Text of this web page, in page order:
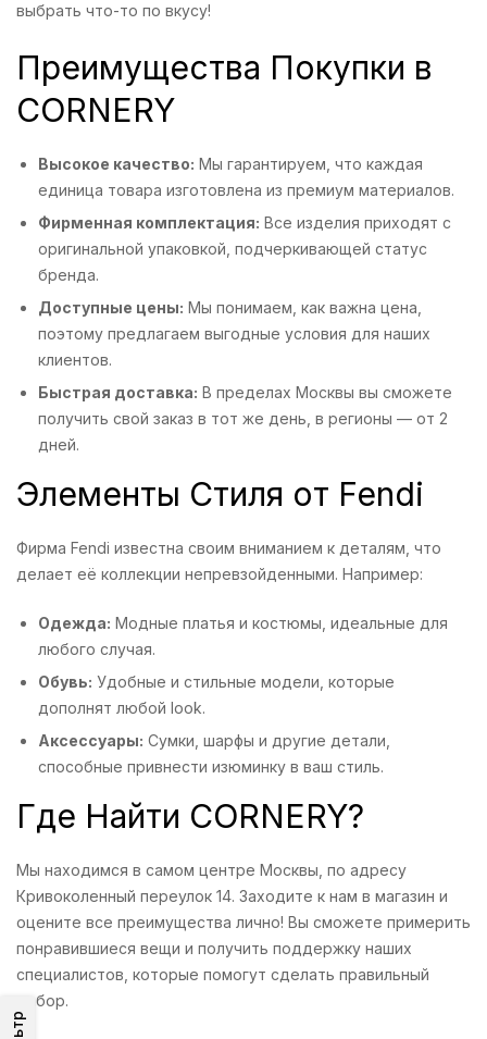
выбрать что-то по вкусу!
Преимущества Покупки в
CORNERY
Высокое качество: Мы гарантируем, что каждая
единица товара изготовлена из премиум материалов.
Фирменная комплектация: Все изделия приходят с
оригинальной упаковкой, подчеркивающей статус
бренда.
Доступные цены: Мы понимаем, как важна цена,
поэтому предлагаем выгодные условия для наших
клиентов.
Быстрая доставка: В пределах Москвы вы сможете
получить свой заказ в тот же день, в регионы — от 2
дней.
Элементы Стиля от Fendi
Фирма Fendi известна своим вниманием к деталям, что
делает её коллекции непревзойденными. Например:
Одежда: Модные платья и костюмы, идеальные для
любого случая.
Обувь: Удобные и стильные модели, которые
дополнят любой look.
Аксессуары: Сумки, шарфы и другие детали,
способные привнести изюминку в ваш стиль.
Где Найти CORNERY?
Мы находимся в самом центре Москвы, по адресу
Кривоколенный переулок 14. Заходите к нам в магазин и
оцените все преимущества лично! Вы сможете примерить
понравившиеся вещи и получить поддержку наших
специалистов, которые помогут сделать правильный
выбор.